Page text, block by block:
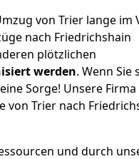
von Trier lange im
nach Friedrichshain
plötzlichen
werden. Wenn Sie
Sorge! Unsere Firma
von Trier nach
und durch